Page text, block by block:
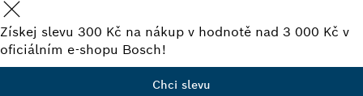
Získej slevu 300 Kč na nákup v hodnotě nad 3 000 Kč v
oficiálním e-shopu Bosch!
Chci slevu